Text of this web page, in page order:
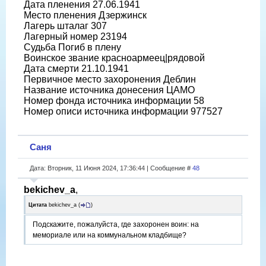
Дата пленения 27.06.1941
Место пленения Дзержинск
Лагерь шталаг 307
Лагерный номер 23194
Судьба Погиб в плену
Воинское звание красноармеец|рядовой
Дата смерти 21.10.1941
Первичное место захоронения Деблин
Название источника донесения ЦАМО
Номер фонда источника информации 58
Номер описи источника информации 977527
Саня
Дата: Вторник, 11 Июня 2024, 17:36:44 | Сообщение # 48
bekichev_a,
Цитата bekichev_a ( )
Подскажите, пожалуйста, где захоронен воин: на
мемориале или на коммунальном кладбище?